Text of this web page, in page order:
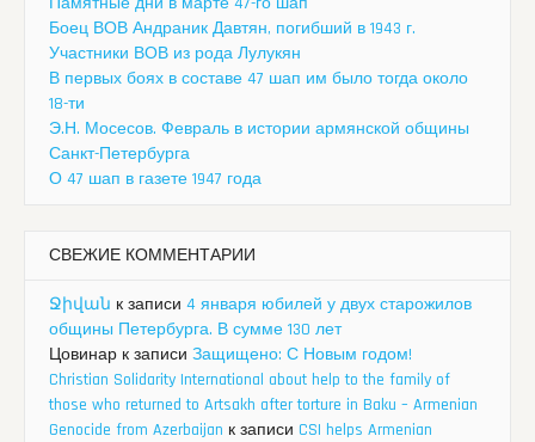
Боец ВОВ Андраник Давтян, погибший в 1943 г.
Участники ВОВ из рода Лулукян
В первых боях в составе 47 шап им было тогда около
18-ти
Э.Н. Мосесов. Февраль в истории армянской общины
Санкт-Петербурга
О 47 шап в газете 1947 года
СВЕЖИЕ КОММЕНТАРИИ
Ջիվան к записи 4 января юбилей у двух старожилов
общины Петербурга. В сумме 130 лет
Цовинар к записи Защищено: С Новым годом!
Christian Solidarity International about help to the family of
those who returned to Artsakh after torture in Baku – Armenian
Genocide from Azerbaijan к записи CSI helps Armenian